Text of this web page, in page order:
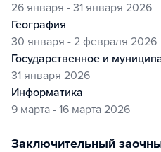
26 января - 31 января 2026
география
30 января - 2 февраля 2026
государственное и
31 января 2026
информатика
9 марта - 16 марта 2026
заключительный